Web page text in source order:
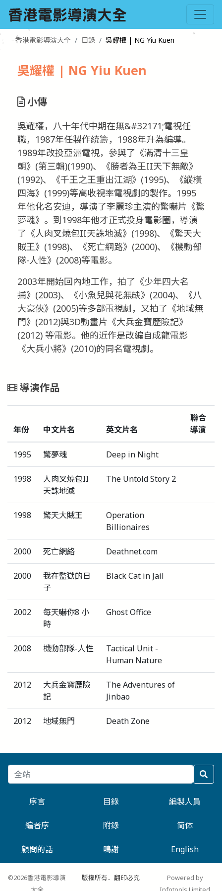
香港電影導演大全 目錄 吳耀權 | NG Yiu Kuen
吳耀權 | NG Yiu Kuen
小傳
吳耀權，八十年代中期在無&#32171;電視任
職，1987年任製作統籌，1988年升為編導。
1989年改投亞洲電視，參與了《滿清十三皇
朝》(第三輯)(1990)、《勝者為王II天下無敵》
(1992)、《千王之王重出江湖》(1995)、《縱橫
四海》(1999)等高收視率電視劇的製作。1995
年他化名安迪，導演了李麗珍主演的驚嚇片《驚
夢魂》。到1998年他才正式投身電影圈，導演
了《人肉叉燒包II天誅地滅》(1998)、《驚天大
賊王》(1998)、《死亡網路》(2000)、《機動部
隊-人性》(2008)等電影。
2003年開始回內地工作，拍了《少年四大名
捕》(2003)、《小魚兒與花無缺》(2004)、《八
大豪俠》(2005)等多部電視劇，又拍了《地域無
門》(2012)與3D動畫片《大兵金寶歷險記》
(2012) 等電影。他的近作是改編自成龍電影
《大兵小將》(2010)的同名電視劇。
導演作品
年份 中文片名 英文片名
聯合
導演
1995 驚夢魂 Deep in Night
1998
人肉叉燒包II
天誅地滅
The Untold Story 2
1998 驚天大賊王
Operation
Billionaires
2000 死亡網絡 Deathnet.com
2000
我在監獄的日
子
Black Cat in Jail
2002
每天嚇你8 小
時
Ghost Office
2008 機動部隊-人性
Tactical Unit -
Human Nature
2012
大兵金寶歷險
記
The Adventures of
Jinbao
2012 地域無門 Death Zone
序言 目錄 編製人員
編者序 附錄 简体
顧問的話 鳴謝 English
©2026香港電影導演
版權所有．翻印必究
Powered by